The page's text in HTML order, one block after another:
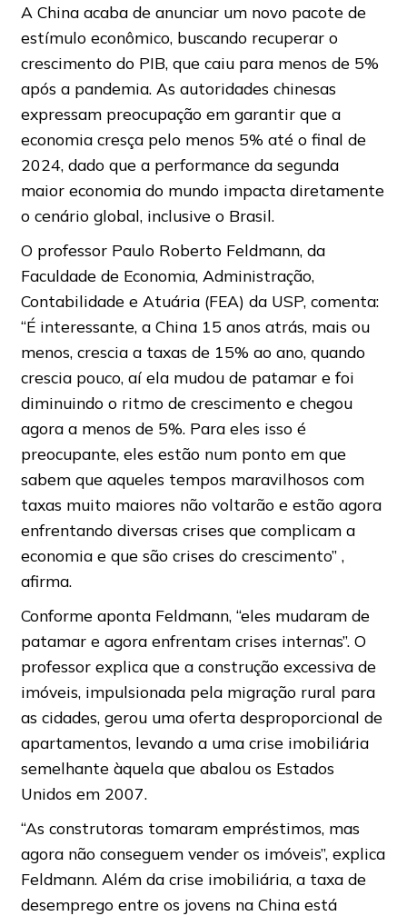
A China acaba de anunciar um novo pacote de
estímulo econômico, buscando recuperar o
crescimento do PIB, que caiu para menos de 5%
após a pandemia. As autoridades chinesas
expressam preocupação em garantir que a
economia cresça pelo menos 5% até o final de
2024, dado que a performance da segunda
maior economia do mundo impacta diretamente
o cenário global, inclusive o Brasil.
O professor Paulo Roberto Feldmann, da
Faculdade de Economia, Administração,
Contabilidade e Atuária (FEA) da USP, comenta:
“É interessante, a China 15 anos atrás, mais ou
menos, crescia a taxas de 15% ao ano, quando
crescia pouco, aí ela mudou de patamar e foi
diminuindo o ritmo de crescimento e chegou
agora a menos de 5%. Para eles isso é
preocupante, eles estão num ponto em que
sabem que aqueles tempos maravilhosos com
taxas muito maiores não voltarão e estão agora
enfrentando diversas crises que complicam a
economia e que são crises do crescimento” ,
afirma.
Conforme aponta Feldmann, “eles mudaram de
patamar e agora enfrentam crises internas”. O
professor explica que a construção excessiva de
imóveis, impulsionada pela migração rural para
as cidades, gerou uma oferta desproporcional de
apartamentos, levando a uma crise imobiliária
semelhante àquela que abalou os Estados
Unidos em 2007.
“As construtoras tomaram empréstimos, mas
agora não conseguem vender os imóveis”, explica
Feldmann. Além da crise imobiliária, a taxa de
desemprego entre os jovens na China está